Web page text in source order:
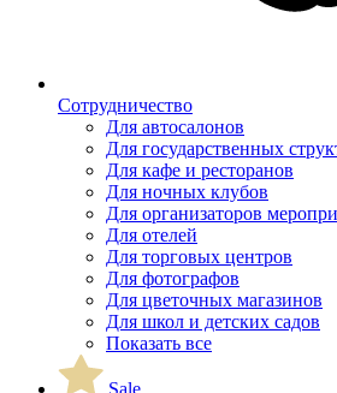
Сотрудничество
Для автосалонов
Для государственных
Для кафе и ресторанов
Для ночных клубов
Для организаторов
Для отелей
Для торговых центров
Для фотографов
Для цветочных магазинов
Для школ и детских садов
Показать все
Sale